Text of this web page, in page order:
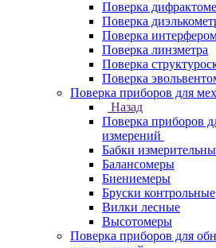
Поверка
Поверка
Поверка
Поверка линзметра
Поверка
Поверка
Поверка приборов для
Назад
Поверка приборов
измерений
Бабки
Балансомеры
Биениемеры
Бруски контрольные
Вилки лесные
Высотомеры
Поверка приборов для